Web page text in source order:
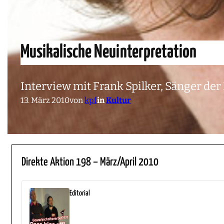
Musikalische Neuinterpretation
Interview mit Frank Spilker, Sänger der
13. März 2010vonkpfinKultur
Direkte Aktion 198 – März/April 2010
Editorial